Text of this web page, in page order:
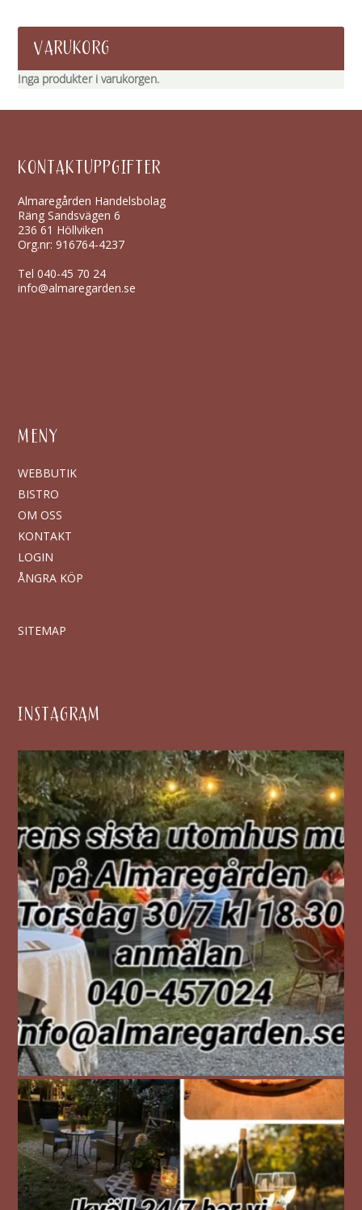
VARUKORG
Inga produkter i varukorgen.
KONTAKTUPPGIFTER
Almaregården Handelsbolag
Räng Sandsvägen 6
236 61 Höllviken
Org.nr: 916764-4237
Tel040-45 70 24
info@almaregarden.se
MENY
WEBBUTIK
BISTRO
OM OSS
KONTAKT
LOGIN
ÅNGRA KÖP
SITEMAP
INSTAGRAM